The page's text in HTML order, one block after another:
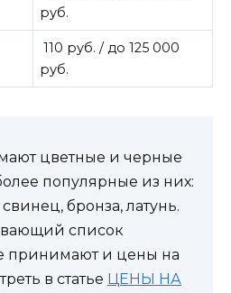
руб.
110 руб. / до 125 000
руб.
цветные и черные
популярные из них:
бронза, латунь.
список
принимают и цены на
в статье ЦЕНЫ НА